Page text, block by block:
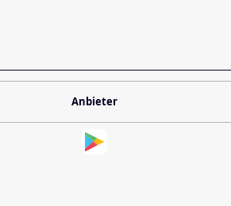
Anbieter